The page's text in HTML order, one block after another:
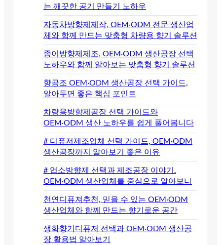
는 깨끗한 공기 만들기 노하우
자동차방향제제작, OEM·ODM 전문 생산업
체와 함께 만드는 맞춤형 차량용 향기 솔루션
종이방향제제조, OEM·ODM 생산공장 선택
노하우와 함께 알아보는 맞춤형 향기 솔루션
향공조 OEM·ODM 생산공장 선택 가이드,
알아두면 좋은 핵심 포인트
차량용방향제공장 선택 가이드와
OEM·ODM 생산 노하우를 쉽게 풀어봅니다
# 디퓨저제조업체 선택 가이드, OEM·ODM
생산공장까지 알아보기 좋은 이유
# 업소방향제 선택과 제조공장 이야기.
OEM·ODM 생산업체를 중심으로 알아보니
천연디퓨져추천, 믿을 수 있는 OEM·ODM
생산업체와 함께 만드는 향기로운 공간
생화향기디퓨저 선택과 OEM·ODM 생산공
장 활용법 알아보기